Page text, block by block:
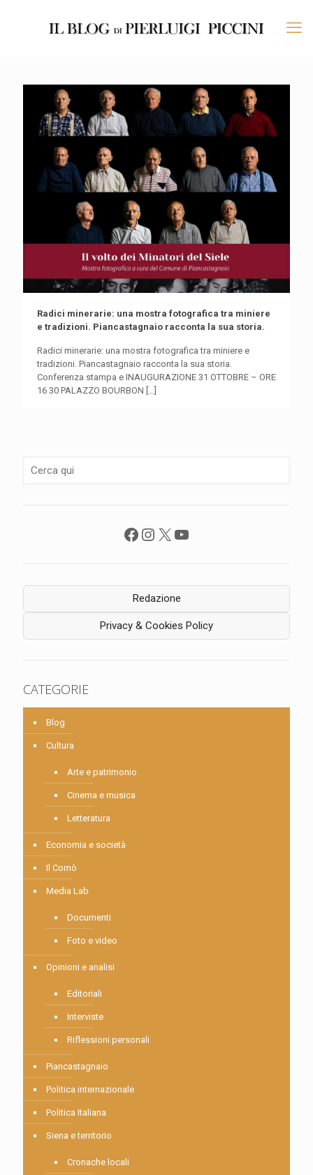
Radici minerarie: una mostra fotografica tra miniere
e tradizioni. Piancastagnaio racconta la sua storia.
Radici minerarie: una mostra fotografica tra miniere e
tradizioni. Piancastagnaio racconta la sua storia.
Conferenza stampa e INAUGURAZIONE 31 OTTOBRE – ORE
16 30 PALAZZO BOURBON […]
Facebook
Instagram
X YouTube
Redazione
Privacy & Cookies Policy
CATEGORIE
Blog
Cultura
Arte e patrimonio
Cinema e musica
Letteratura
Economia e società
Il Comò
Media Lab
Documenti
Foto e video
Opinioni e analisi
Editoriali
Interviste
Riflessioni personali
Piancastagnaio
Politica internazionale
Politica Italiana
Siena e territorio
Cronache locali